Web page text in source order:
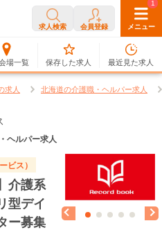
求人検索 会員登録 メニュー
場一覧
0
保存した求人
1
最近見た求人
求人 北海道の介護職・ヘルパー求人
ヘルパー求人
ビス）
介護系
型デイ
ー募集